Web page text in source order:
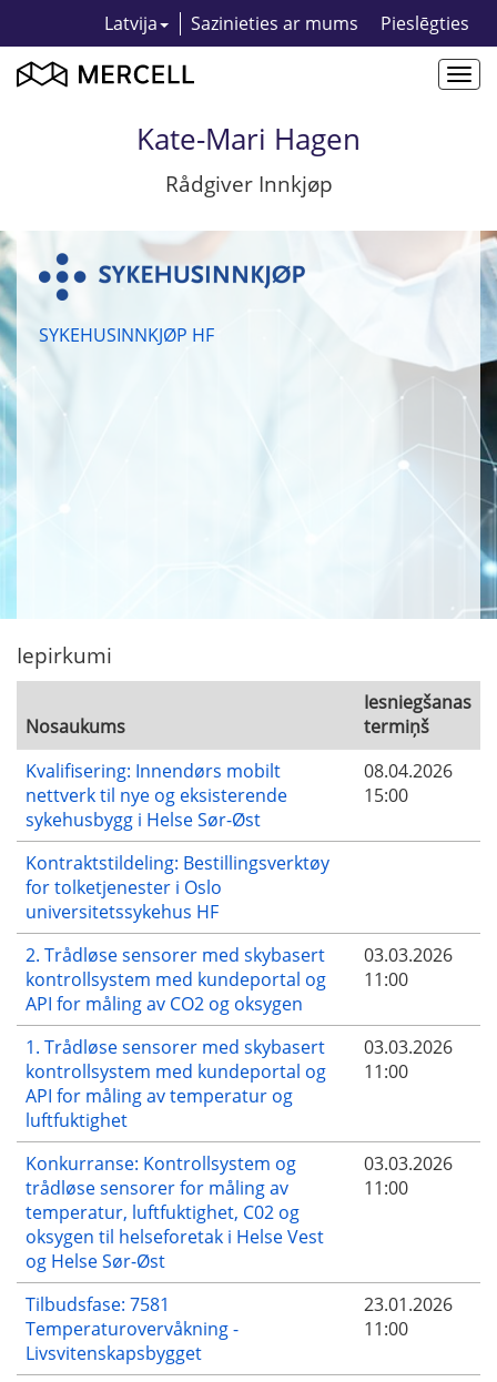
Latvija Sazinieties ar mums Pieslēgties
Kate-Mari Hagen
Rådgiver Innkjøp
SYKEHUSINNKJØP HF
Iepirkumi
Nosaukums
Iesniegšanas
termiņš
Kvalifisering: Innendørs mobilt
nettverk til nye og eksisterende
sykehusbygg i Helse Sør-Øst
08.04.2026
15:00
Kontraktstildeling: Bestillingsverktøy
for tolketjenester i Oslo
universitetssykehus HF
2. Trådløse sensorer med skybasert
kontrollsystem med kundeportal og
API for måling av CO2 og oksygen
03.03.2026
11:00
1. Trådløse sensorer med skybasert
kontrollsystem med kundeportal og
API for måling av temperatur og
luftfuktighet
03.03.2026
11:00
Konkurranse: Kontrollsystem og
trådløse sensorer for måling av
temperatur, luftfuktighet, C02 og
oksygen til helseforetak i Helse Vest
og Helse Sør-Øst
03.03.2026
11:00
Tilbudsfase: 7581
Temperaturovervåkning -
Livsvitenskapsbygget
23.01.2026
11:00